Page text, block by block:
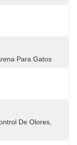
Para Gatos
De Olores,